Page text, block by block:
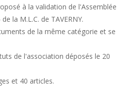
à la validation de l'Assemblée
la M.L.C. de TAVERNY.
de la même catégorie et se
de l'association déposés le 20
et 40 articles.